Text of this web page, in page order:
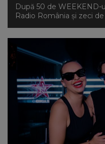
După 50 de
Radio România și zeci